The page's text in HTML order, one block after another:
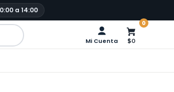
a 14:00
Mi Cuenta
0
$0